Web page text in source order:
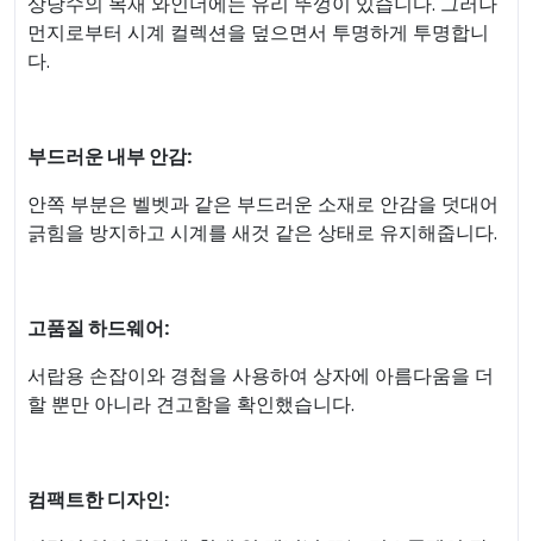
먼지로부터 시계 컬렉션을 덮으면서 투명하게 투명합니
다.
부드러운 내부 안감:
안쪽 부분은 벨벳과 같은 부드러운 소재로 안감을 덧대어
긁힘을 방지하고 시계를 새것 같은 상태로 유지해줍니다.
고품질 하드웨어:
서랍용 손잡이와 경첩을 사용하여 상자에 아름다움을 더
할 뿐만 아니라 견고함을 확인했습니다.
컴팩트한 디자인: